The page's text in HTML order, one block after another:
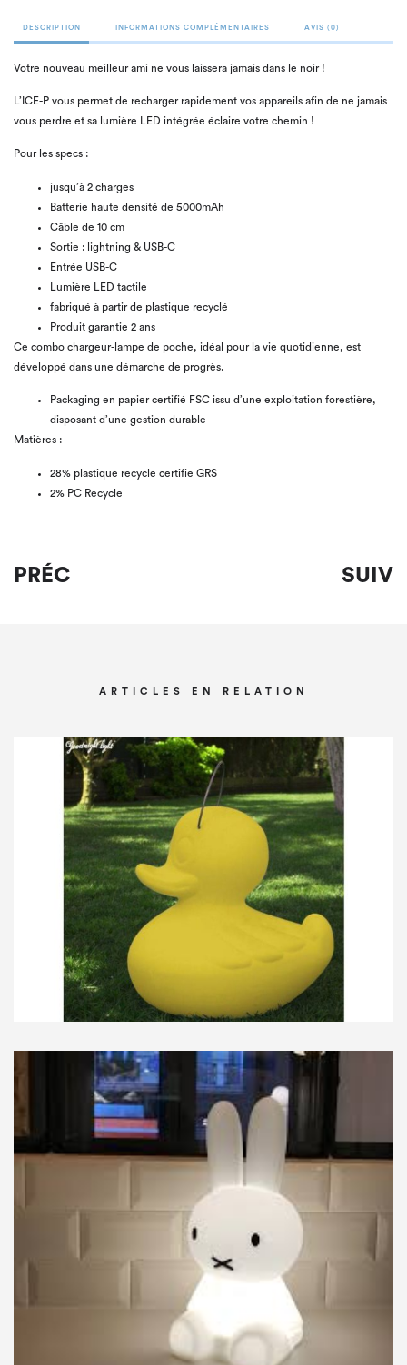
DESCRIPTION INFORMATIONS COMPLÉMENTAIRES AVIS (0)
Votre nouveau meilleur ami ne vous laissera jamais dans le noir !
L’ICE-P vous permet de recharger rapidement vos appareils afin de ne jamais
vous perdre et sa lumière LED intégrée éclaire votre chemin !
Pour les specs :
jusqu’à 2 charges
Batterie haute densité de 5000mAh
Câble de 10 cm
Sortie : lightning & USB-C
Entrée USB-C
Lumière LED tactile
fabriqué à partir de plastique recyclé
Produit garantie 2 ans
Ce combo chargeur-lampe de poche, idéal pour la vie quotidienne, est
développé dans une démarche de progrès.
Packaging en papier certifié FSC issu d’une exploitation forestière,
disposant d’une gestion durable
Matières :
28% plastique recyclé certifié GRS
2% PC Recyclé
PRÉC SUIV
ARTICLES EN RELATION